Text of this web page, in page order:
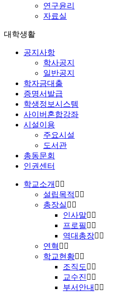
연구윤리
자료실
대학생활
공지사항
학사공지
일반공지
학자금대출
증명서발급
학생정보시스템
사이버혼합강좌
시설이용
주요시설
도서관
총동문회
인권센터
학교소개
설립목적
총장실
인사말
프로필
역대총장
연혁
학교현황
조직도
교수진
부서안내